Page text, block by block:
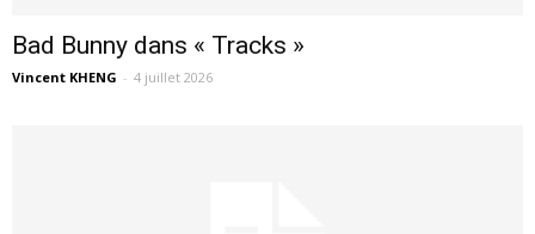
Bad Bunny dans « Tracks »
Vincent KHENG - 4 juillet 2026